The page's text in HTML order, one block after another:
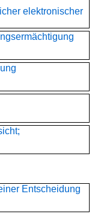
elektronischer
Entscheidung